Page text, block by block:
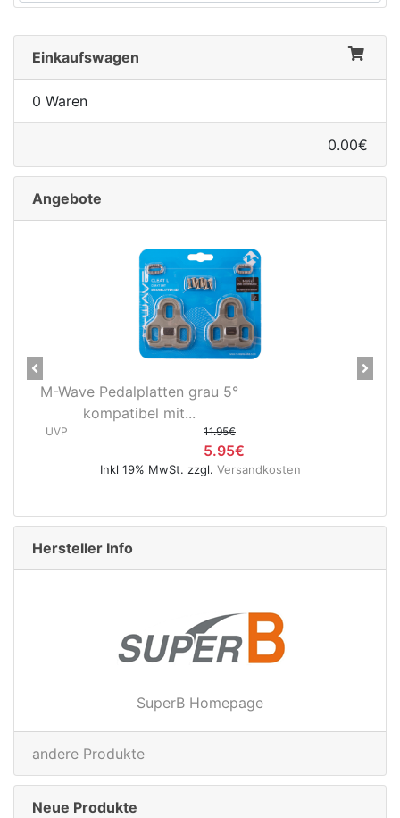
Einkaufswagen
0 Waren
0.00€
Angebote
Novatec X-Light Disc
Hinterradnabe Boost CL
(12x148...
Previous Next
Hersteller Info
SuperB Homepage
andere Produkte
Neue Produkte